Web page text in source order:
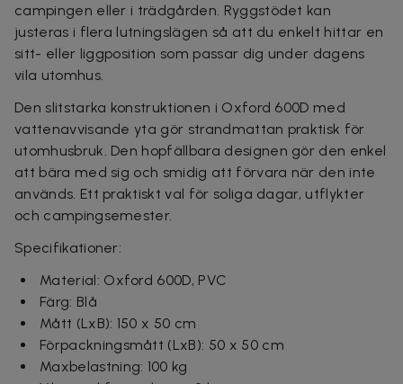
campingen eller i trädgården. Ryggstödet kan
justeras i flera lutningslägen så att du enkelt hittar en
sitt- eller liggposition som passar dig under dagens
vila utomhus.
Den slitstarka konstruktionen i Oxford 600D med
vattenavvisande yta gör strandmattan praktisk för
utomhusbruk. Den hopfällbara designen gör den enkel
att bära med sig och smidig att förvara när den inte
används. Ett praktiskt val för soliga dagar, utflykter
och campingsemester.
Specifikationer:
Material: Oxford 600D, PVC
Färg: Blå
Mått (LxB): 150 x 50 cm
Förpackningsmått (LxB): 50 x 50 cm
Maxbelastning: 100 kg